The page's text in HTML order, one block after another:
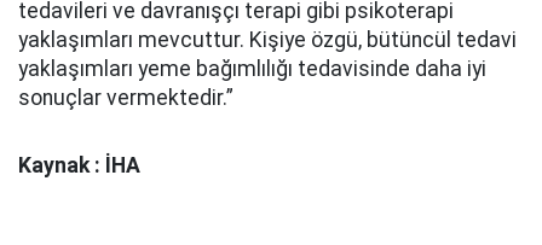
tedavileri ve davranışçı terapi gibi psikoterapi
yaklaşımları mevcuttur. Kişiye özgü, bütüncül tedavi
yaklaşımları yeme bağımlılığı tedavisinde daha iyi
sonuçlar vermektedir.”
Kaynak : İHA